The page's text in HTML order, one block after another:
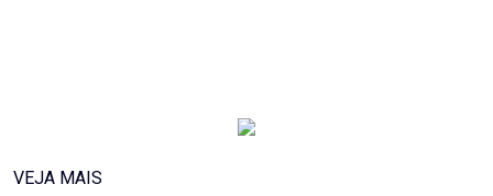
VEJA MAIS